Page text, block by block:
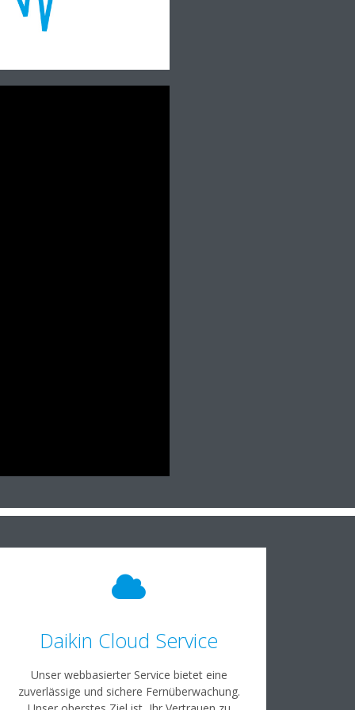
Daikin Cloud Service
Unser webbasierter Service bietet eine
zuverlässige und sichere Fernüberwachung.